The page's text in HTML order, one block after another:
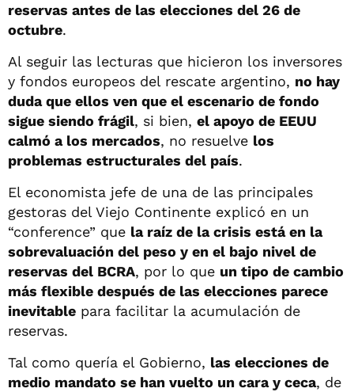
reservas antes de las elecciones del 26 de
octubre.
Al seguir las lecturas que hicieron los inversores
y fondos europeos del rescate argentino, no hay
duda que ellos ven que el escenario de fondo
sigue siendo frágil, si bien, el apoyo de EEUU
calmó a los mercados, no resuelve los
problemas estructurales del país.
El economista jefe de una de las principales
gestoras del Viejo Continente explicó en un
“conference” que la raíz de la crisis está en la
sobrevaluación del peso y en el bajo nivel de
reservas del BCRA, por lo que un tipo de cambio
más flexible después de las elecciones parece
inevitable para facilitar la acumulación de
reservas.
Tal como quería el Gobierno, las elecciones de
medio mandato se han vuelto un cara y ceca, de